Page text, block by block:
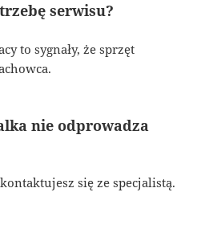
serwisu?
to sygnały, że sprzęt
nie odprowadza
się ze specjalistą.